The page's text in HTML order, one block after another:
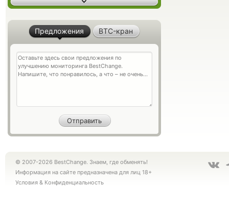
Предложения BTC-кран
© 2007-2026 BestChange. Знаем, где обменять!
Информация на сайте предназначена для лиц 18+
Условия & Конфиденциальность